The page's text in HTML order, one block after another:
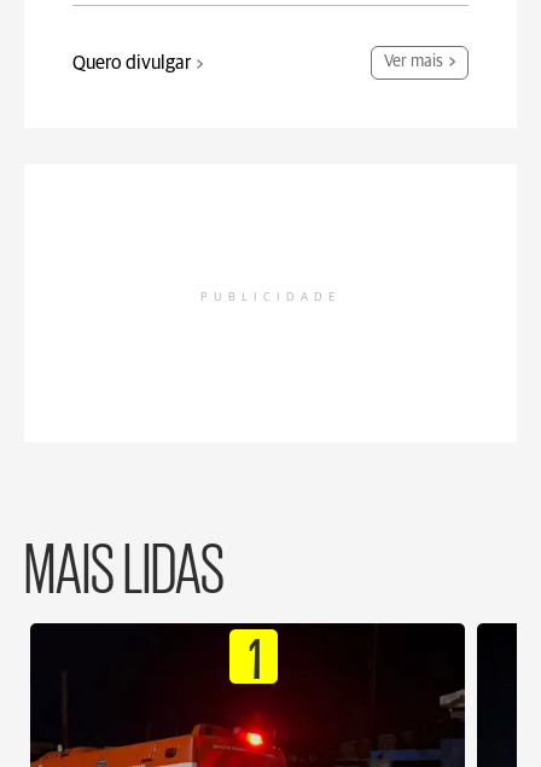
Quero divulgar Ver mais
PUBLICIDADE
MAIS LIDAS
1